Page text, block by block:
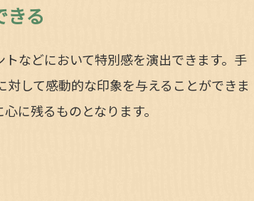
きる
などにおいて特別感を演出できます。手
して感動的な印象を与えることができま
に残るものとなります。